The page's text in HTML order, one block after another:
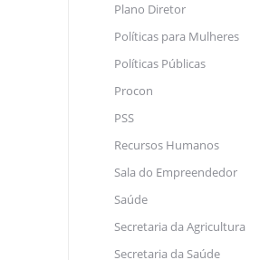
Plano Diretor
Políticas para Mulheres
Políticas Públicas
Procon
PSS
Recursos Humanos
Sala do Empreendedor
Saúde
Secretaria da Agricultura
Secretaria da Saúde